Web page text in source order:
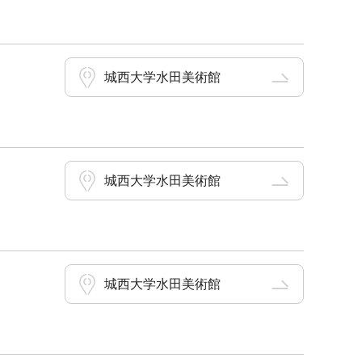
城西大学水田美術館
城西大学水田美術館
城西大学水田美術館